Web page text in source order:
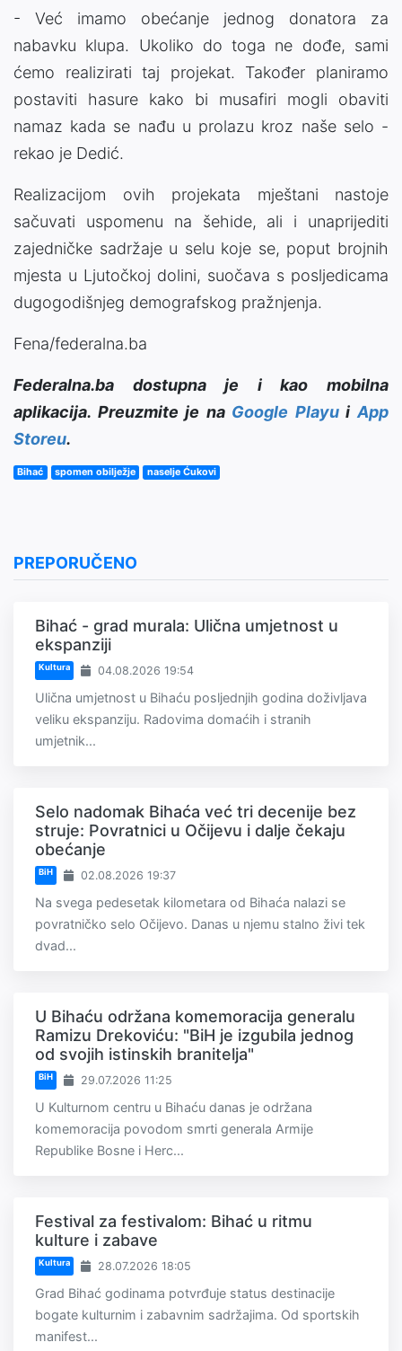
- Već imamo obećanje jednog donatora za
nabavku klupa. Ukoliko do toga ne dođe, sami
ćemo realizirati taj projekat. Također planiramo
postaviti hasure kako bi musafiri mogli obaviti
namaz kada se nađu u prolazu kroz naše selo -
rekao je Dedić.
Realizacijom ovih projekata mještani nastoje
sačuvati uspomenu na šehide, ali i unaprijediti
zajedničke sadržaje u selu koje se, poput brojnih
mjesta u Ljutočkoj dolini, suočava s posljedicama
dugogodišnjeg demografskog pražnjenja.
Fena/federalna.ba
Federalna.ba dostupna je i kao mobilna
aplikacija. Preuzmite je na Google PlayuiApp
Storeu.
Bihać spomen obilježje naselje Ćukovi
PREPORUČENO
Bihać - grad murala: Ulična umjetnost u
ekspanziji
Kultura 04.08.2026 19:54
Ulična umjetnost u Bihaću posljednjih godina doživljava
veliku ekspanziju. Radovima domaćih i stranih
umjetnik...
Selo nadomak Bihaća već tri decenije bez
struje: Povratnici u Očijevu i dalje čekaju
obećanje
BiH 02.08.2026 19:37
Na svega pedesetak kilometara od Bihaća nalazi se
povratničko selo Očijevo. Danas u njemu stalno živi tek
dvad...
U Bihaću održana komemoracija generalu
Ramizu Drekoviću: "BiH je izgubila jednog
od svojih istinskih branitelja"
BiH 29.07.2026 11:25
U Kulturnom centru u Bihaću danas je održana
komemoracija povodom smrti generala Armije
Republike Bosne i Herc...
Festival za festivalom: Bihać u ritmu
kulture i zabave
Kultura 28.07.2026 18:05
Grad Bihać godinama potvrđuje status destinacije
bogate kulturnim i zabavnim sadržajima. Od sportskih
manifest...